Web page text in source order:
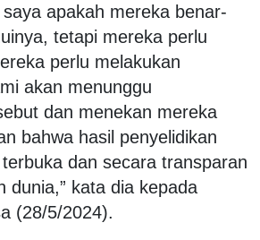
saya apakah mereka benar-
tetapi mereka perlu
perlu melakukan
akan menunggu
dan menekan mereka
bahwa hasil penyelidikan
dan secara transparan
dunia,” kata dia kepada
(28/5/2024).